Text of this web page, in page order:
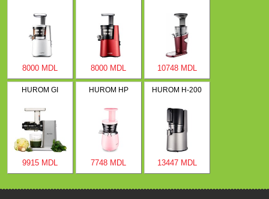
8000 MDL 8000 MDL 10748 MDL
HUROM GI
9915 MDL
HUROM HP
7748 MDL
HUROM H-200
13447 MDL